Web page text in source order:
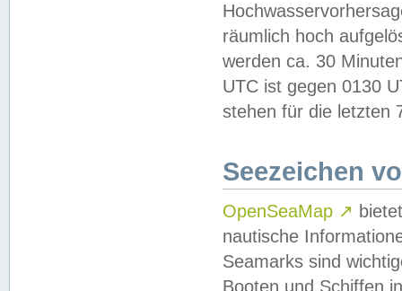
räumlich hoch
werden ca. 30
UTC ist gegen 0130
stehen für die letzten
Seezeichen
OpenSeaMap ↗
nautische
Seamarks sind
Booten und Schiffen